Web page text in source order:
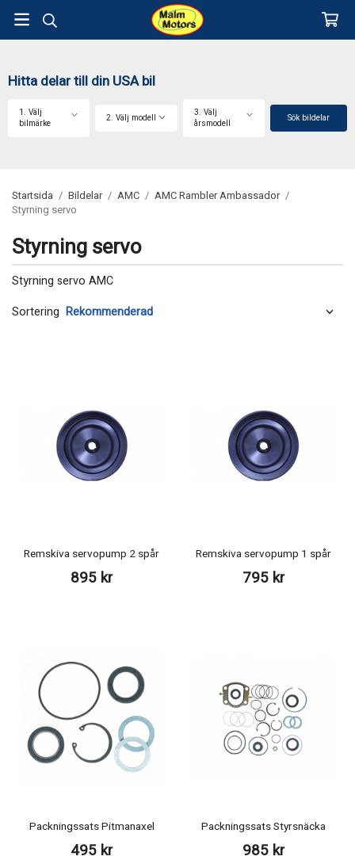
Hitta delar till din USA bil
1. Välj
bilmärke
2. Välj modell
3. Välj
årsmodell
Sök bildelar
Startsida / Bildelar / AMC / AMC Rambler Ambassador /
Styrning servo
Styrning servo
Styrning servo AMC
Sortering
Remskiva servopump 2 spår
895 kr
Remskiva servopump 1 spår
795 kr
Packningssats Pitmanaxel
495 kr
Packningssats Styrsnäcka
985 kr